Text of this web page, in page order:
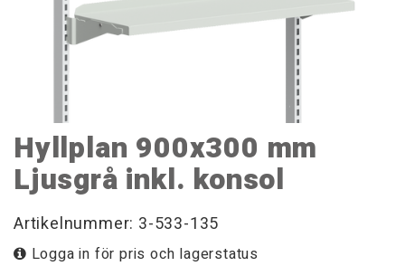
Hyllplan 900x300 mm
Ljusgrå inkl. konsol
Artikelnummer: 3-533-135
Logga in för pris och lagerstatus